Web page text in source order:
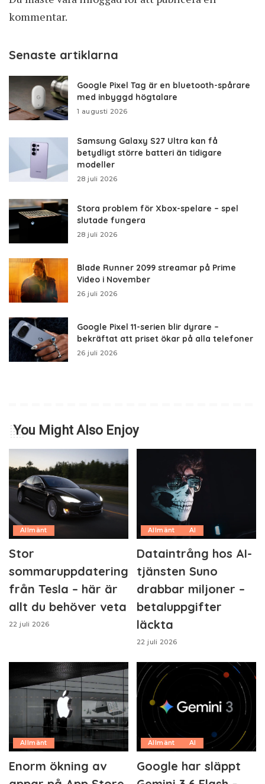
kommentar.
Senaste artiklarna
Google Pixel Tag är en bluetooth-spårare
med inbyggd högtalare
1 augusti 2026
Samsung Galaxy S27 Ultra kan få
betydligt större batteri än tidigare
modeller
28 juli 2026
Stora problem för Xbox-spelare – spel
slutade fungera
28 juli 2026
Blade Runner 2099 streamar på Prime
Video i November
26 juli 2026
Google Pixel 11-serien blir dyrare –
bekräftat att priset ökar på alla telefoner
26 juli 2026
You Might Also Enjoy
Allmänt
Stor
sommaruppdatering
från Tesla – här är
allt du behöver veta
22 juli 2026
Allmänt AI
Dataintrång hos AI-
tjänsten Suno
drabbar miljoner –
betaluppgifter
läckta
22 juli 2026
Allmänt
Enorm ökning av
Allmänt AI
Google har släppt